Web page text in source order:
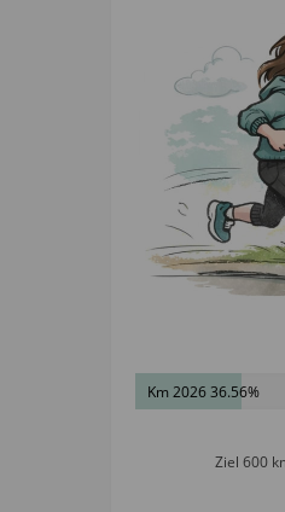
Km 2026 36.56%
Ziel 600